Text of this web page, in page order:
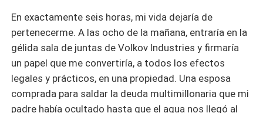
En exactamente seis horas, mi vida dejaría de
pertenecerme. A las ocho de la mañana, entraría en la
gélida sala de juntas de Volkov Industries y firmaría
un papel que me convertiría, a todos los efectos
legales y prácticos, en una propiedad. Una esposa
comprada para saldar la deuda multimillonaria que mi
padre había ocultado hasta que el agua nos llegó al